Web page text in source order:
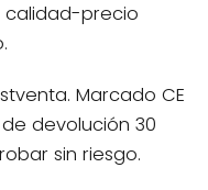
calidad-precio
Marcado CE
devolución 30
sin riesgo.